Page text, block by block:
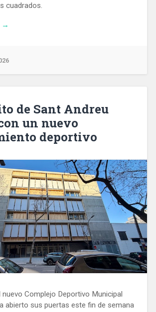
cuadrados.
«Aena
renovación
del
Aeropuerto
de
→
de Sant Andreu
un nuevo
deportivo
Complejo Deportivo Municipal
abierto sus puertas este fin de semana